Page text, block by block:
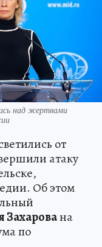
над жертвами
от
атаку
Об этом
Захарована
по